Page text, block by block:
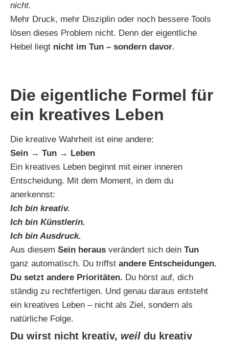
nicht.
Mehr Druck, mehr Disziplin oder noch bessere Tools
lösen dieses Problem nicht. Denn der eigentliche
Hebel liegt nicht im Tun – sondern davor.
Die eigentliche Formel für
ein kreatives Leben
Die kreative Wahrheit ist eine andere:
Sein → Tun → Leben
Ein kreatives Leben beginnt mit einer inneren
Entscheidung. Mit dem Moment, in dem du
anerkennst:
Ich bin kreativ.
Ich bin Künstlerin.
Ich bin Ausdruck.
Aus diesem Sein heraus verändert sich dein Tun
ganz automatisch. Du triffst andere Entscheidungen.
Du setzt andere Prioritäten. Du hörst auf, dich
ständig zu rechtfertigen. Und genau daraus entsteht
ein kreatives Leben – nicht als Ziel, sondern als
natürliche Folge.
Du wirst nicht kreativ, weil du kreativ